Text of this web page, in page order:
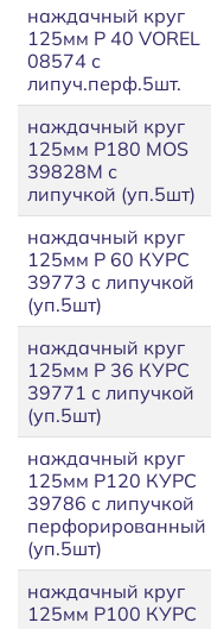
наждачный круг
125мм P 40 VOREL
08574 с
липуч.перф.5шт.
наждачный круг
125мм P180 MOS
39828M с
липучкой (уп.5шт)
наждачный круг
125мм P 60 КУРС
39773 с липучкой
(уп.5шт)
наждачный круг
125мм P 36 КУРС
39771 с липучкой
(уп.5шт)
наждачный круг
125мм P120 КУРС
39786 с липучкой
перфорированный
(уп.5шт)
наждачный круг
125мм P100 КУРС